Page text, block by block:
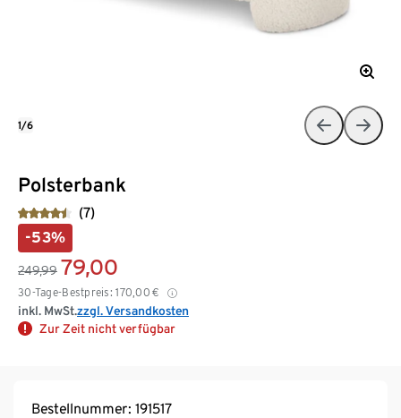
Polsterbank
(7)
-53%
249,99 79,00
30-Tage-Bestpreis: 170,00 €
inkl. MwSt.zzgl. Versandkosten
Zur Zeit nicht verfügbar
1/6
Bestellnummer: 191517